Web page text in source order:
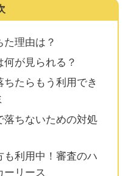
理由は？
が見られる？
たらもう利用でき
落ちないための対処
利用中！審査のハ
ーリース